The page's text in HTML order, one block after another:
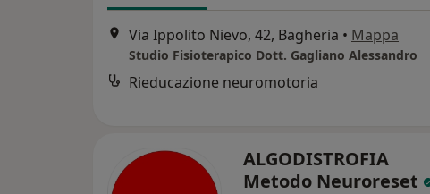
Via Ippolito Nievo, 42, Bagheria • Mappa
Studio Fisioterapico Dott. Gagliano Alessandro
Rieducazione neuromotoria
ALGODISTROFIA
Metodo Neuroreset